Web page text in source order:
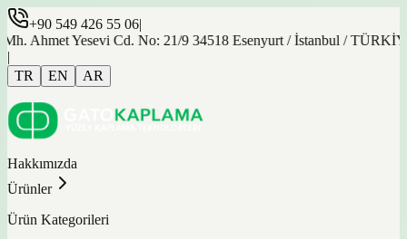
+90 549 426 55 06|
Yesevi Cd. No: 21/9 34518 Esenyurt / İstanbul / TÜRKİYE
|
TR
EN AR
Hakkımızda
Ürünler
Ürün Kategorileri